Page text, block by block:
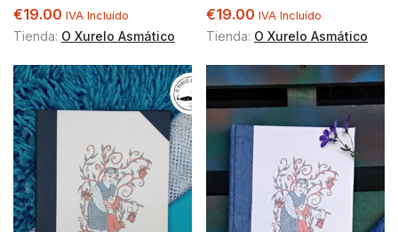
€19.00 IVA Incluído
Tienda: O Xurelo Asmático
€19.00 IVA Incluído
Tienda: O Xurelo Asmático